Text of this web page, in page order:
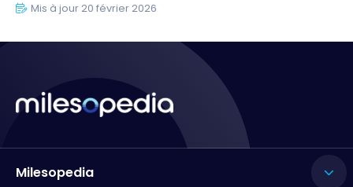
Mis à jour 20 février 2026
Milesopedia